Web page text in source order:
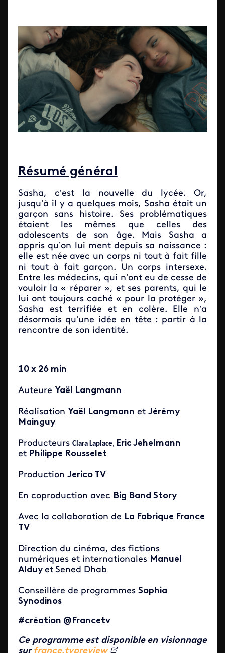
Résumé général
Sasha, c’est la nouvelle du lycée. Or,
jusqu’à il y a quelques mois, Sasha était un
garçon sans histoire. Ses problématiques
étaient les mêmes que celles des
adolescents de son âge. Mais Sasha a
appris qu’on lui ment depuis sa naissance :
elle est née avec un corps ni tout à fait fille
ni tout à fait garçon. Un corps intersexe.
Entre les médecins, qui n’ont eu de cesse de
vouloir la « réparer », et ses parents, qui le
lui ont toujours caché « pour la protéger »,
Sasha est terrifiée et en colère. Elle n’a
désormais qu’une idée en tête : partir à la
rencontre de son identité.
10 x 26 min
Auteure Yaël Langmann
Réalisation Yaël Langmann et Jérémy
Mainguy
Producteurs Clara Laplace, Eric Jehelmann
et Philippe Rousselet
Production Jerico TV
En coproduction avec Big Band Story
Avec la collaboration de La Fabrique France
TV
Direction du cinéma, des fictions
numériques et internationales Manuel
Alduyet Sened Dhab
Conseillère de programmes Sophia
Synodinos
#création @Francetv
Ce programme est disponible en visionnage